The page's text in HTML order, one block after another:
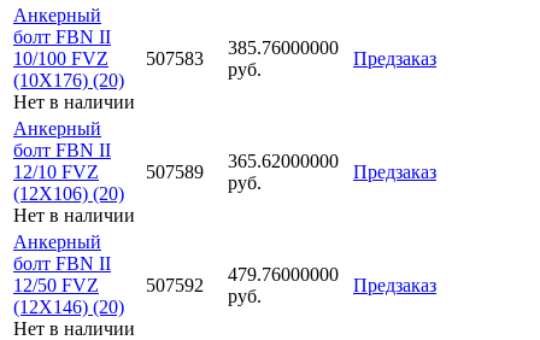
Анкерный
болт FBN II
10/100 FVZ
(10X176) (20)
Нет в наличии
507583
385.76000000
руб.
Предзаказ
Анкерный
болт FBN II
12/10 FVZ
(12X106) (20)
Нет в наличии
507589
365.62000000
руб.
Предзаказ
Анкерный
болт FBN II
12/50 FVZ
(12X146) (20)
Нет в наличии
507592
479.76000000
руб.
Предзаказ